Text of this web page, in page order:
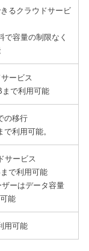
るクラウドサービ
で容量の制限なく
ービス
まで利用可能
の移行
利用可能。
サービス
で利用可能
ーはデータ容量
能
用可能